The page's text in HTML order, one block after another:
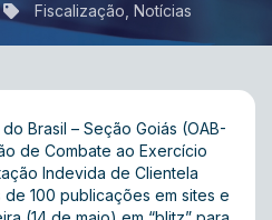
Fiscalização Notícias
Brasil – Seção Goiás (OAB-
de Combate ao Exercício
Indevida de Clientela
de 100 publicações em sites e